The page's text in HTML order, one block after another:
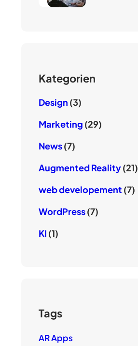
Kategorien
Design (3)
Marketing (29)
News(7)
Augmented Reality(21)
web developement (7)
WordPress(7)
KI (1)
Tags
AR Apps